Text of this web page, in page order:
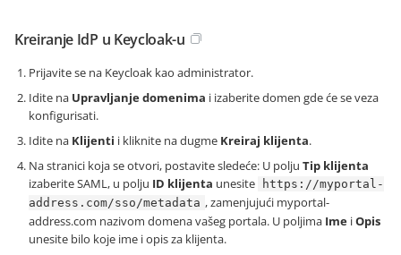
Kreiranje IdP u Keycloak-u
Prijavite se na Keycloak kao administrator.
Idite na Upravljanje domenima i izaberite domen gde će se veza
konfigurisati.
Idite na Klijenti i kliknite na dugme Kreiraj klijenta.
Na stranici koja se otvori, postavite sledeće: U polju Tip klijenta
izaberite SAML, u polju ID klijenta unesite
https://myportal-
address.com/sso/metadata , zamenjujući myportal-
address.com nazivom domena vašeg portala. U poljima Ime iOpis
unesite bilo koje ime i opis za klijenta.